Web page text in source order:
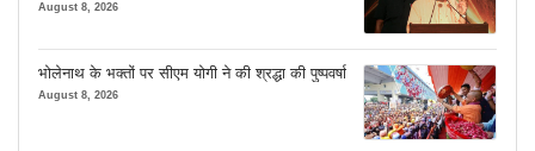
August 8, 2026
भोलेनाथ के भक्तों पर सीएम योगी ने की श्रद्धा की पुष्पवर्षा
August 8, 2026